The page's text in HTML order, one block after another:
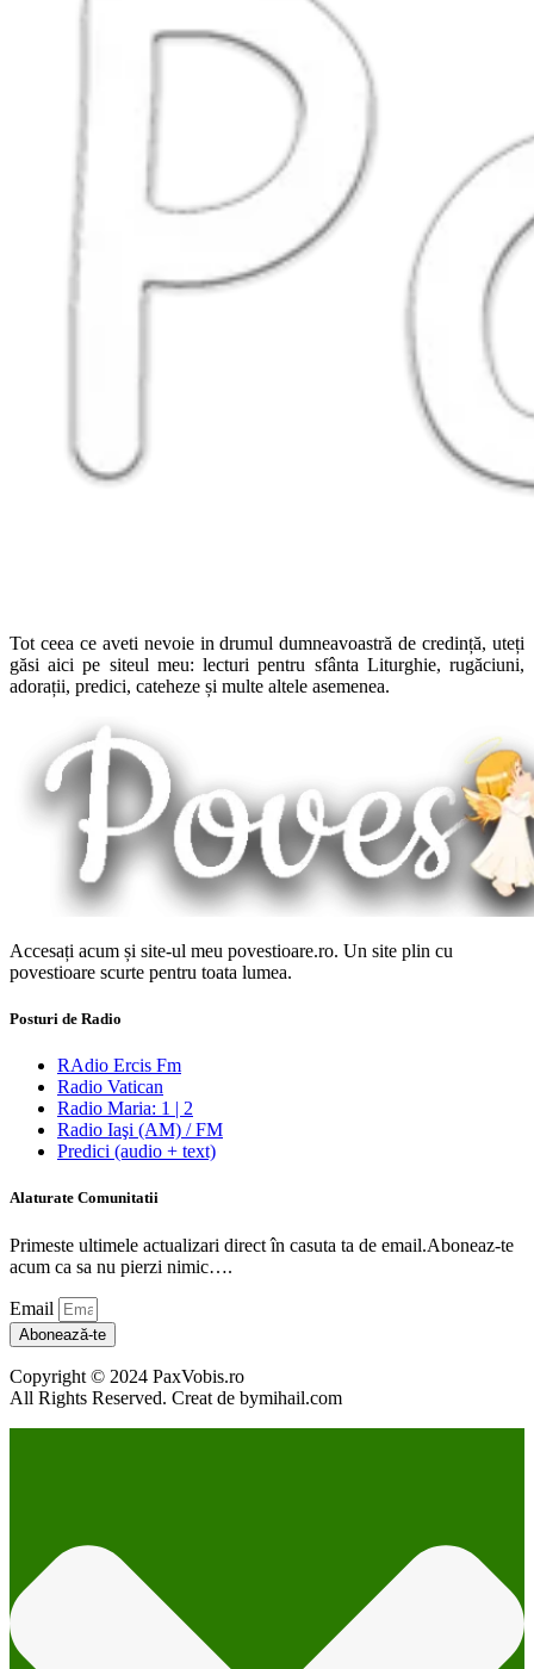
Tot ceea ce aveti nevoie in drumul dumneavoastră de credință, uteți
găsi aici pe siteul meu: lecturi pentru sfânta Liturghie, rugăciuni,
adorații, predici, cateheze și multe altele asemenea.
Accesați acum și site-ul meu povestioare.ro. Un site plin cu
povestioare scurte pentru toata lumea.
Posturi de Radio
RAdio Ercis Fm
Radio Vatican
Radio Maria: 1 | 2
Radio Iaşi (AM) / FM
Predici (audio + text)
Alaturate Comunitatii
Primeste ultimele actualizari direct în casuta ta de email.Aboneaz-te
acum ca sa nu pierzi nimic….
Email
Abonează-te
Copyright © 2024 PaxVobis.ro
All Rights Reserved. Creat de bymihail.com